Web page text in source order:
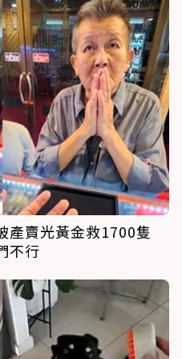
產賣光黃金救1700隻
不行